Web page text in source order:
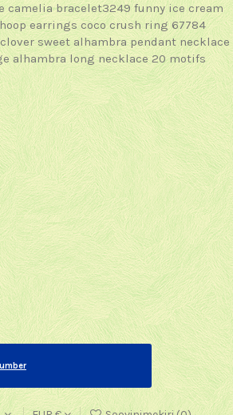
camelia bracelet3249 funny ice cream
earrings coco crush ring 67784
sweet alhambra pendant necklace
alhambra long necklace 20 motifs